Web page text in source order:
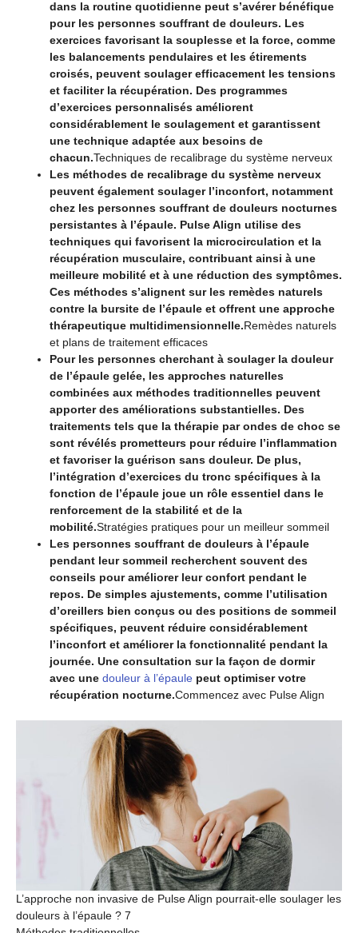
dans la routine quotidienne peut s’avérer bénéfique
pour les personnes souffrant de douleurs. Les
exercices favorisant la souplesse et la force, comme
les balancements pendulaires et les étirements
croisés, peuvent soulager efficacement les tensions
et faciliter la récupération. Des programmes
d’exercices personnalisés améliorent
considérablement le soulagement et garantissent
une technique adaptée aux besoins de
chacun.Techniques de recalibrage du système nerveux
Les méthodes de recalibrage du système nerveux
peuvent également soulager l’inconfort, notamment
chez les personnes souffrant de douleurs nocturnes
persistantes à l’épaule. Pulse Align utilise des
techniques qui favorisent la microcirculation et la
récupération musculaire, contribuant ainsi à une
meilleure mobilité et à une réduction des symptômes.
Ces méthodes s’alignent sur les remèdes naturels
contre la bursite de l’épaule et offrent une approche
thérapeutique multidimensionnelle.Remèdes naturels
et plans de traitement efficaces
Pour les personnes cherchant à soulager la douleur
de l’épaule gelée, les approches naturelles
combinées aux méthodes traditionnelles peuvent
apporter des améliorations substantielles. Des
traitements tels que la thérapie par ondes de choc se
sont révélés prometteurs pour réduire l’inflammation
et favoriser la guérison sans douleur. De plus,
l’intégration d’exercices du tronc spécifiques à la
fonction de l’épaule joue un rôle essentiel dans le
renforcement de la stabilité et de la
mobilité.Stratégies pratiques pour un meilleur sommeil
Les personnes souffrant de douleurs à l’épaule
pendant leur sommeil recherchent souvent des
conseils pour améliorer leur confort pendant le
repos. De simples ajustements, comme l’utilisation
d’oreillers bien conçus ou des positions de sommeil
spécifiques, peuvent réduire considérablement
l’inconfort et améliorer la fonctionnalité pendant la
journée. Une consultation sur la façon de dormir
avec une douleur à l’épaule peut optimiser votre
récupération nocturne.Commencez avec Pulse Align
L’approche non invasive de Pulse Align pourrait-elle soulager les
douleurs à l’épaule ? 7